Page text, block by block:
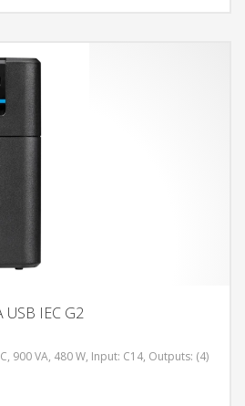
USB IEC G2
900 VA, 480 W, Input: C14, Outputs: (4)